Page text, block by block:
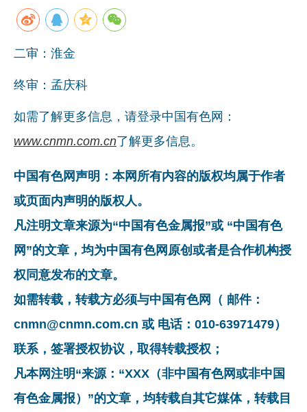
二审：淮金
终审：孟庆科
如需了解更多信息，请登录中国有色网：
www.cnmn.com.cn了解更多信息。
中国有色网声明：本网所有内容的版权均属于作者
或页面内声明的版权人。
凡注明文章来源为“中国有色金属报”或 “中国有色
网”的文章，均为中国有色网原创或者是合作机构授
权同意发布的文章。
如需转载，转载方必须与中国有色网（ 邮件：
cnmn@cnmn.com.cn 或 电话：010-63971479）
联系，签署授权协议，取得转载授权；
凡本网注明“来源：“XXX（非中国有色网或非中国
有色金属报）”的文章，均转载自其它媒体，转载目